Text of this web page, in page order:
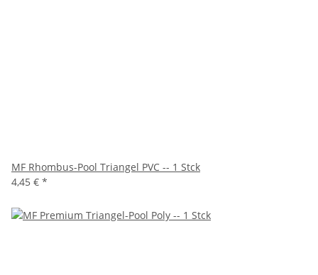
MF Rhombus-Pool Triangel PVC -- 1 Stck
4,45 € *